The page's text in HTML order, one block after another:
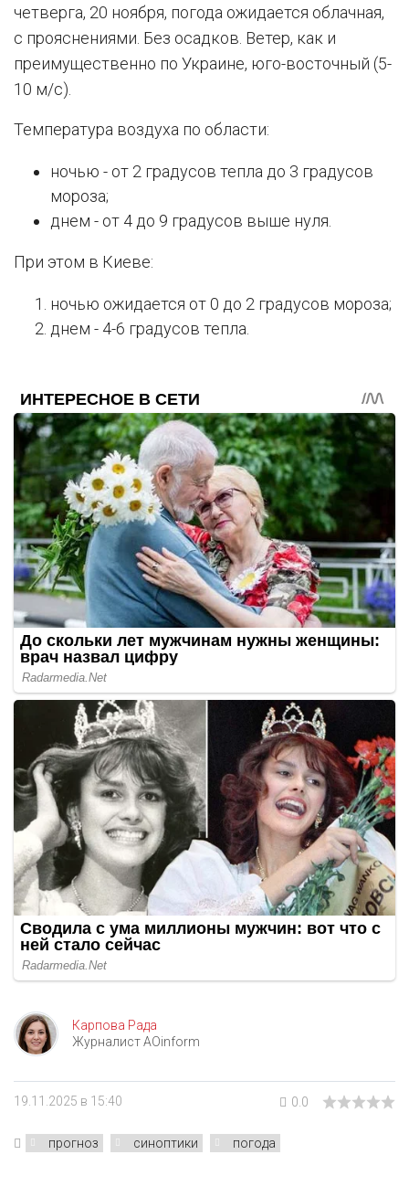
четверга, 20 ноября, погода ожидается облачная,
с прояснениями. Без осадков. Ветер, как и
преимущественно по Украине, юго-восточный (5-
10 м/с).
Температура воздуха по области:
ночью - от 2 градусов тепла до 3 градусов
мороза;
днем - от 4 до 9 градусов выше нуля.
При этом в Киеве:
ночью ожидается от 0 до 2 градусов мороза;
днем - 4-6 градусов тепла.
Карпова Рада
Журналист AOinform
19.11.2025 в 15:40 0.0
прогноз синоптики погода